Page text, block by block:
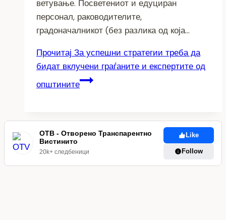
ветување. Посветениот и едуциран
персонал, раководителите,
градоначалникот (без разлика од која…
Прочитај За успешни стратегии треба да
бидат вклучени граѓаните и експертите од
општините
ОТВ - Отворено Транспарентно
Вистинито
20k+ следбеници
Like
Follow